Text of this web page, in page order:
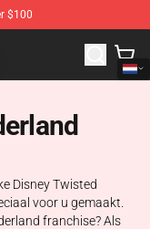
$100
Twisted
Disney Twisted
voor u gemaakt.
franchise? Als